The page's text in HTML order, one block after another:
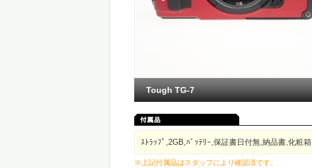
Tough TG-7
ｽﾄﾗｯﾌﾟ,2GB,ﾊﾞｯﾃﾘｰ,保証書日付無,納品書,化粧箱
※上記付属品はスタッフにより確認済です。